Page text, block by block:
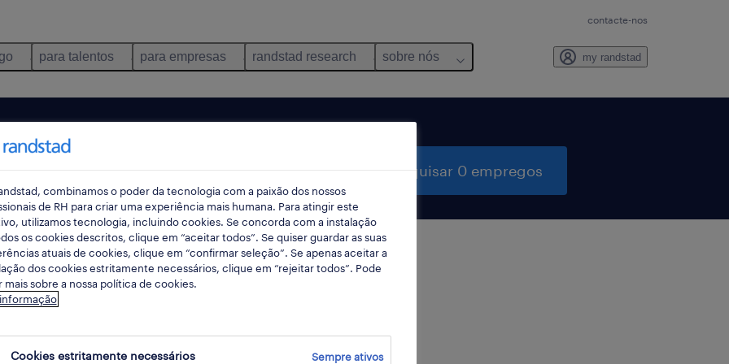
contacte-nos
para talentos para empresas randstad research sobre nós my randstad
pesquisar 0 empregos
resultados para a sua pesquisa.
combinamos o poder da tecnologia com a paixão dos nossos
de RH para criar uma experiência mais humana. Para atingir este
utilizamos tecnologia, incluindo cookies. Se concorda com a instalação
os cookies descritos, clique em “aceitar todos”. Se quiser guardar as suas
atuais de cookies, clique em “confirmar seleção”. Se apenas aceitar a
dos cookies estritamente necessários, clique em “rejeitar todos”. Pode
mais sobre a nossa política de cookies.
Cookies estritamente necessários Sempre ativos